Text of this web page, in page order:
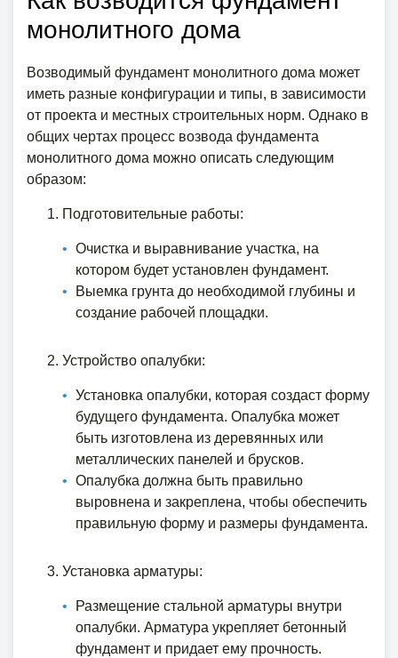
монолитного дома
Возводимый фундамент монолитного дома может
иметь разные конфигурации и типы, в зависимости
от проекта и местных строительных норм. Однако в
общих чертах процесс возвода фундамента
монолитного дома можно описать следующим
образом:
Подготовительные работы:
Очистка и выравнивание участка, на
котором будет установлен фундамент.
Выемка грунта до необходимой глубины и
создание рабочей площадки.
Устройство опалубки:
Установка опалубки, которая создаст форму
будущего фундамента. Опалубка может
быть изготовлена из деревянных или
металлических панелей и брусков.
Опалубка должна быть правильно
выровнена и закреплена, чтобы обеспечить
правильную форму и размеры фундамента.
Установка арматуры:
Размещение стальной арматуры внутри
опалубки. Арматура укрепляет бетонный
фундамент и придает ему прочность.